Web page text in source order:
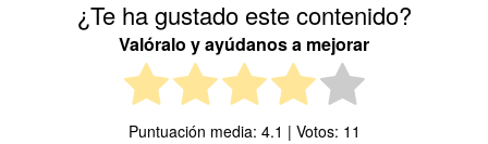
¿Te ha gustado este contenido?
Valóralo y ayúdanos a mejorar
Puntuación media: 4.1 | Votos: 11